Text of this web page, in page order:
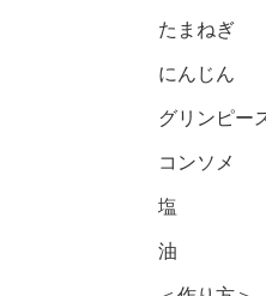
たま
にん
グリンピー
コン
塩
油